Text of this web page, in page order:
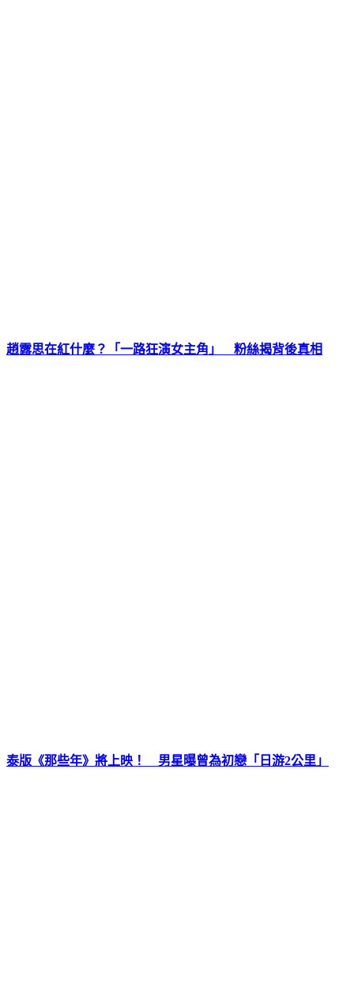
趙露思在紅什麼？「一路狂演女主角」 粉絲揭背後真相
泰版《那些年》將上映！ 男星曝曾為初戀「日游2公里」